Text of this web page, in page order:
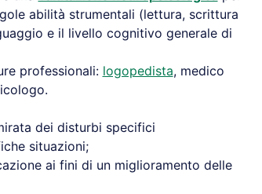
abilità strumentali (lettura, scrittura
e il livello cognitivo generale di
professionali: logopedista, medico
dei disturbi specifici
situazioni;
ai fini di un miglioramento delle